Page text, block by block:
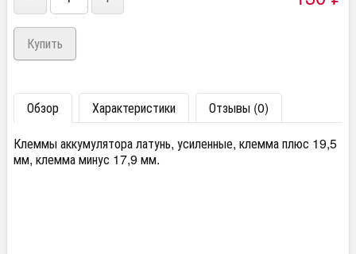
Обзор Характеристики
Отзывы (0)
Клеммы аккумулятора латунь, усиленные, клемма плюс 19,5
мм, клемма минус 17,9 мм.